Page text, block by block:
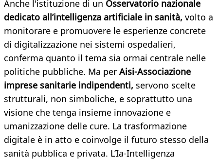
Anche l'istituzione di un Osservatorio nazionale
dedicato all’intelligenza artificiale in sanità, volto a
monitorare e promuovere le esperienze concrete
di digitalizzazione nei sistemi ospedalieri,
conferma quanto il tema sia ormai centrale nelle
politiche pubbliche. Ma per Aisi-Associazione
imprese sanitarie indipendenti, servono scelte
strutturali, non simboliche, e soprattutto una
visione che tenga insieme innovazione e
umanizzazione delle cure. La trasformazione
digitale è in atto e coinvolge il futuro stesso della
sanità pubblica e privata. L’Ia-Intelligenza